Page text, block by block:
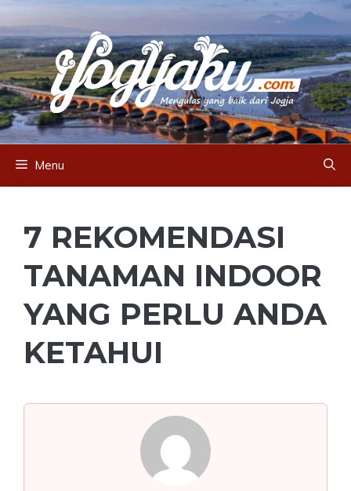
to
content
Menu
7 REKOMENDASI
TANAMAN INDOOR
YANG PERLU ANDA
KETAHUI